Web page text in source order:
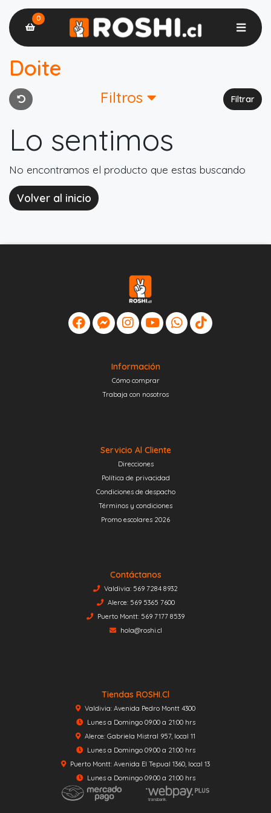
0
Doite
Filtros Filtrar
Lo sentimos
No encontramos el producto que estas buscando
Volver al inicio
Información
Cómo comprar
Trabaja con nosotros
Servicio Al Cliente
Direcciones
Política de privacidad
Condiciones de despacho
Términos y condiciones
Promo escolares 2026
Contáctanos
Valdivia: 569 7284 8932
Alerce: 569 5365 7600
Puerto Montt: 569 7177 8539
hola@roshi.cl
Tiendas ROSHI.cl
Valdivia: Avenida Pedro Montt 4300
Lunes a Domingo 09:00 a 21:00 hrs
Alerce: Gabriela Mistral 957, local 11
Lunes a Domingo 09:00 a 21:00 hrs
Puerto Montt: Avenida El Tepual 1360, local 13
Lunes a Domingo 09:00 a 21:00 hrs